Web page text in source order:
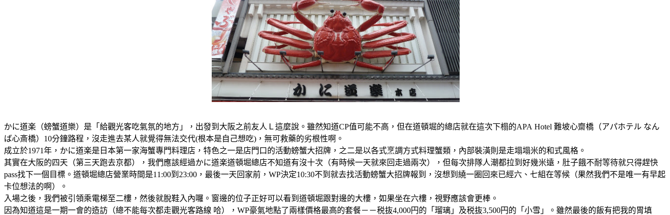
かに道楽（螃蟹道樂）是「給觀光客吃氣氛的地方」，出發到大阪之前友人Ｌ這麼說。雖然知道CP值可能不高，但在道頓堀的總店就在這次下榻的APA Hotel 難坡心齋橋（アパホテル なん
ば心斎橋）10分鐘路程，沒走進去某人就覺得無法交代(根本是自己想吃)，無可救藥的劣根性啊。
成立於1971年，かに道楽是日本第一家海蟹專門料理店，特色之一是店門口的活動螃蟹大招牌，之二是以各式烹調方式料理蟹類，內部裝潢則是走塌塌米的和式風格。
其實在大阪的四天（第三天跑去京都），我們應該經過かに道楽道頓堀總店不知道有沒十次（有時候一天就來回走過兩次），但每次排隊人潮都拉到好幾米遠，肚子餓不耐等待就只得趕快
pass找下一個目標。道頓堀總店營業時間是11:00到23:00，最後一天回家前，WP決定10:30不到就去找活動螃蟹大招牌報到，沒想到繞一圈回來已經六、七組在等候（果然我們不是唯一有早起
卡位想法的啊）。
入場之後，我們被引領乘電梯至二樓，然後就脫鞋入內囉。窗邊的位子正好可以看到道頓堀跟對邊的大樓，如果坐在六樓，視野應該會更棒。
因為知道這是一期一會的造訪（總不能每次都走觀光客路線 哈），WP豪氣地點了兩樣價格最高的套餐－－税抜4,000円的「瑠璃」及税抜3,500円的「小雪」。雖然最後的飯有把我的胃填